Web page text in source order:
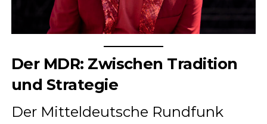
Der MDR: Zwischen Tradition
und Strategie
Der Mitteldeutsche Rundfunk